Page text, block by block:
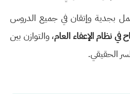
بجدية وإتقان في جميع الدروس
في نظام الإعفاء العام، والتوازن بين
الحقيقي.